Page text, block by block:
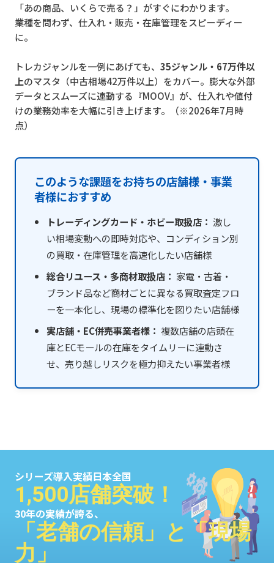
「あの商品、いくらで売る？」がすぐにわかります。
業種を問わず、仕入れ・販売・在庫管理をスピーディー
に。
トレカジャンルを一例にあげても、 35ジャンル・67万件以
上のマスタ（中古相場42万件以上）をカバー。膨大な外部
データとスムーズに連動する『MOOV』が、仕入れや値付
けの業務効率を大幅に引き上げます。（※2026年7月時
点）
このような課題をお持ちの店舗様・事業
者様におすすめ
トレーディングカード・ホビー取扱店： 激し
い相場変動への即時対応や、コンディション別
の買取・在庫管理を高速化したい店舗様
総合リユース・多商材取扱店： 家電・古着・
ブランド品など商材ごとに異なる買取査定フロ
ーを一本化し、現場の標準化を図りたい店舗様
実店舗・EC併売事業者様： 複数店舗の店頭在
庫とECモールの在庫をタイムリーに連動さ
せ、売り越しリスクを極力抑えたい事業者様
シリーズ導入実績日本全国
1,500店舗突破！
30年の実績が誇る、
「老舗の信頼」と「現場
力」